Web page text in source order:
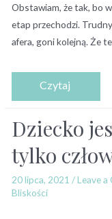
Obstawiam, że tak, bo
etap przechodzi.
afera, goni kolejną. Że
Dziecko
tylko
20 lipca, 2021 /Leave a
Bliskości